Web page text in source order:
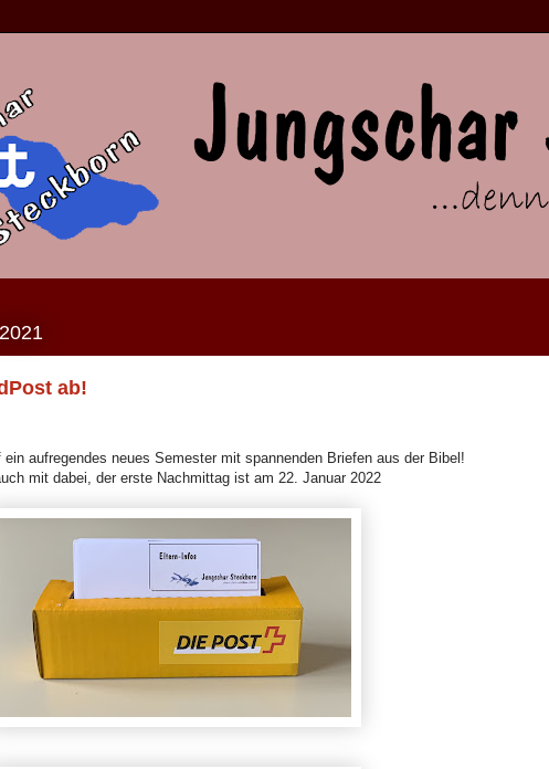
ab!
ein aufregendes neues Semester mit spannenden Briefen aus der Bibel!
mit dabei, der erste Nachmittag ist am 22. Januar 2022